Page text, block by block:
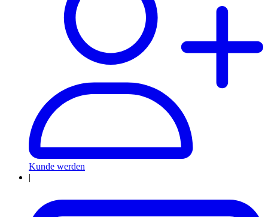
Kunde werden
|